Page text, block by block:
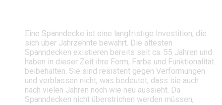
Eine Spanndecke ist eine langfristige Investition, die
sich über Jahrzehnte bewährt. Die ältesten
Spanndecken existieren bereits seit ca. 55 Jahren und
haben in dieser Zeit ihre Form, Farbe und Funktionalität
beibehalten. Sie sind resistent gegen Verformungen
und verblassen nicht, was bedeutet, dass sie auch
nach vielen Jahren noch wie neu aussieht. Da
Spanndecken nicht überstrichen werden müssen,